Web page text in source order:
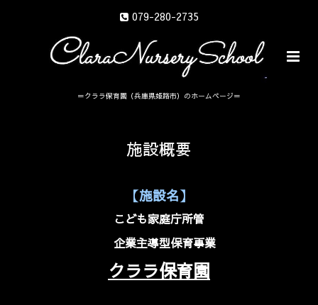
079-280-2735
＝クララ保育園（兵庫県姫路市）のホームページ＝
施設概要
【施設名】
こども家庭庁所管
企業主導型保育事業
クララ保育園